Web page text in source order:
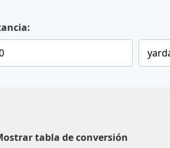
tabla de conversión